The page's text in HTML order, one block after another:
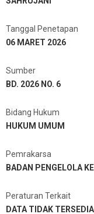
Tanggal Penetapan
06 MARET 2026
Sumber
BD. 2026 NO. 6
Bidang Hukum
HUKUM UMUM
Pemrakarsa
BADAN PENGELOLA
Peraturan Terkait
DATA TIDAK TERSEDIA